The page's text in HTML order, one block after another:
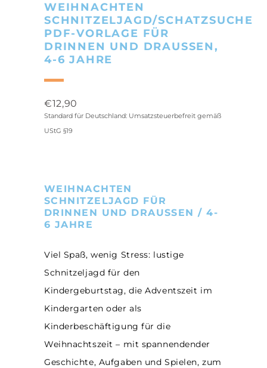
WEIHNACHTEN
SCHNITZELJAGD/SCHATZSUCHE
PDF-VORLAGE FÜR
DRINNEN UND DRAUSSEN, 4
-6 JAHRE
€12,90
Standard für Deutschland: Umsatzsteuerbefreit gemäß
UStG §19
WEIHNACHTEN
SCHNITZELJAGD FÜR
DRINNEN UND DRAUSSEN / 4-6
JAHRE
Viel Spaß, wenig Stress: lustige
Schnitzeljagd für den
Kindergeburtstag, die Adventszeit im
Kindergarten oder als
Kinderbeschäftigung für die
Weihnachtszeit – mit spannendender
Geschichte, Aufgaben und Spielen, zum